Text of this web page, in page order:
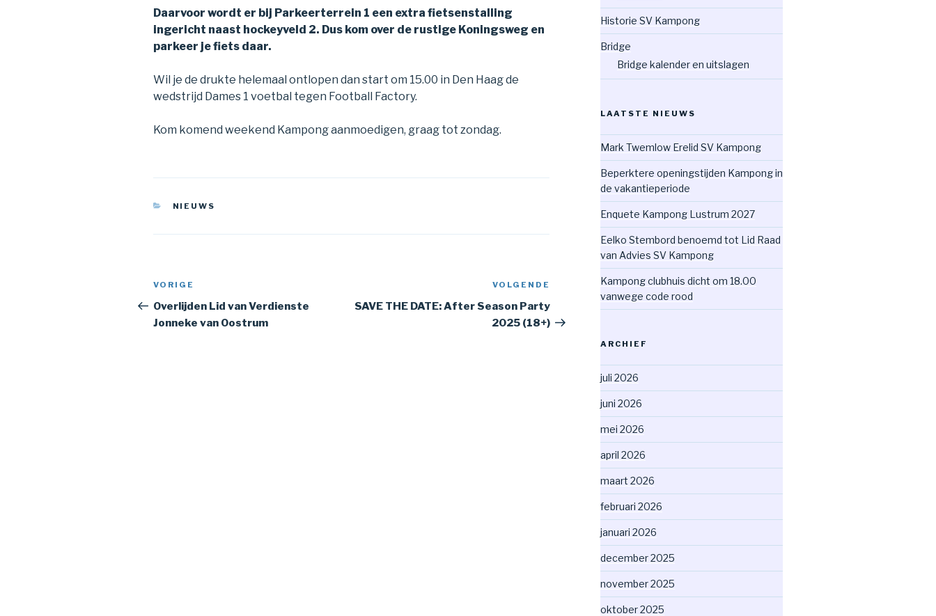
Daarvoor wordt er bij Parkeerterrein 1 een extra fietsenstalling
ingericht naast hockeyveld 2. Dus kom over de rustige Koningsweg en
parkeer je fiets daar.
Wil je de drukte helemaal ontlopen dan start om 15.00 in Den Haag de
wedstrijd Dames 1 voetbal tegen Football Factory.
Kom komend weekend Kampong aanmoedigen, graag tot zondag.
CATEGORIEËN
NIEUWS
Bericht
navigatie
Vorig
bericht
VORIGE
Overlijden Lid van Verdienste
Jonneke van Oostrum
bericht
VOLGENDE
SAVE THE DATE: After Season Party
2025 (18+)
Historie SV Kampong
Bridge
Bridge kalender en uitslagen
LAATSTE NIEUWS
Mark Twemlow Erelid SV Kampong
Beperktere openingstijden Kampong in
de vakantieperiode
Enquete Kampong Lustrum 2027
Eelko Stembord benoemd tot Lid Raad
van Advies SV Kampong
Kampong clubhuis dicht om 18.00
vanwege code rood
ARCHIEF
juli 2026
juni 2026
mei 2026
april 2026
maart 2026
februari 2026
januari 2026
december 2025
november 2025
oktober 2025